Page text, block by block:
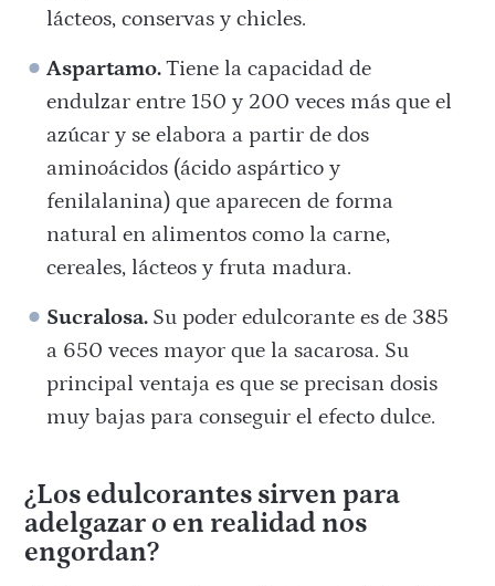
lácteos, conservas y chicles.
Aspartamo.Tiene la capacidad de
endulzar entre 150 y 200 veces más que el
azúcar y se elabora a partir de dos
aminoácidos (ácido aspártico y
fenilalanina) que aparecen de forma
natural en alimentos como la carne,
cereales, lácteos y fruta madura.
Sucralosa. Su poder edulcorante es de 385
a 650 veces mayor que la sacarosa. ​Su
principal ventaja es que se precisan dosis
muy bajas para conseguir el efecto dulce.
¿Los edulcorantes sirven para
adelgazar o en realidad nos
engordan?